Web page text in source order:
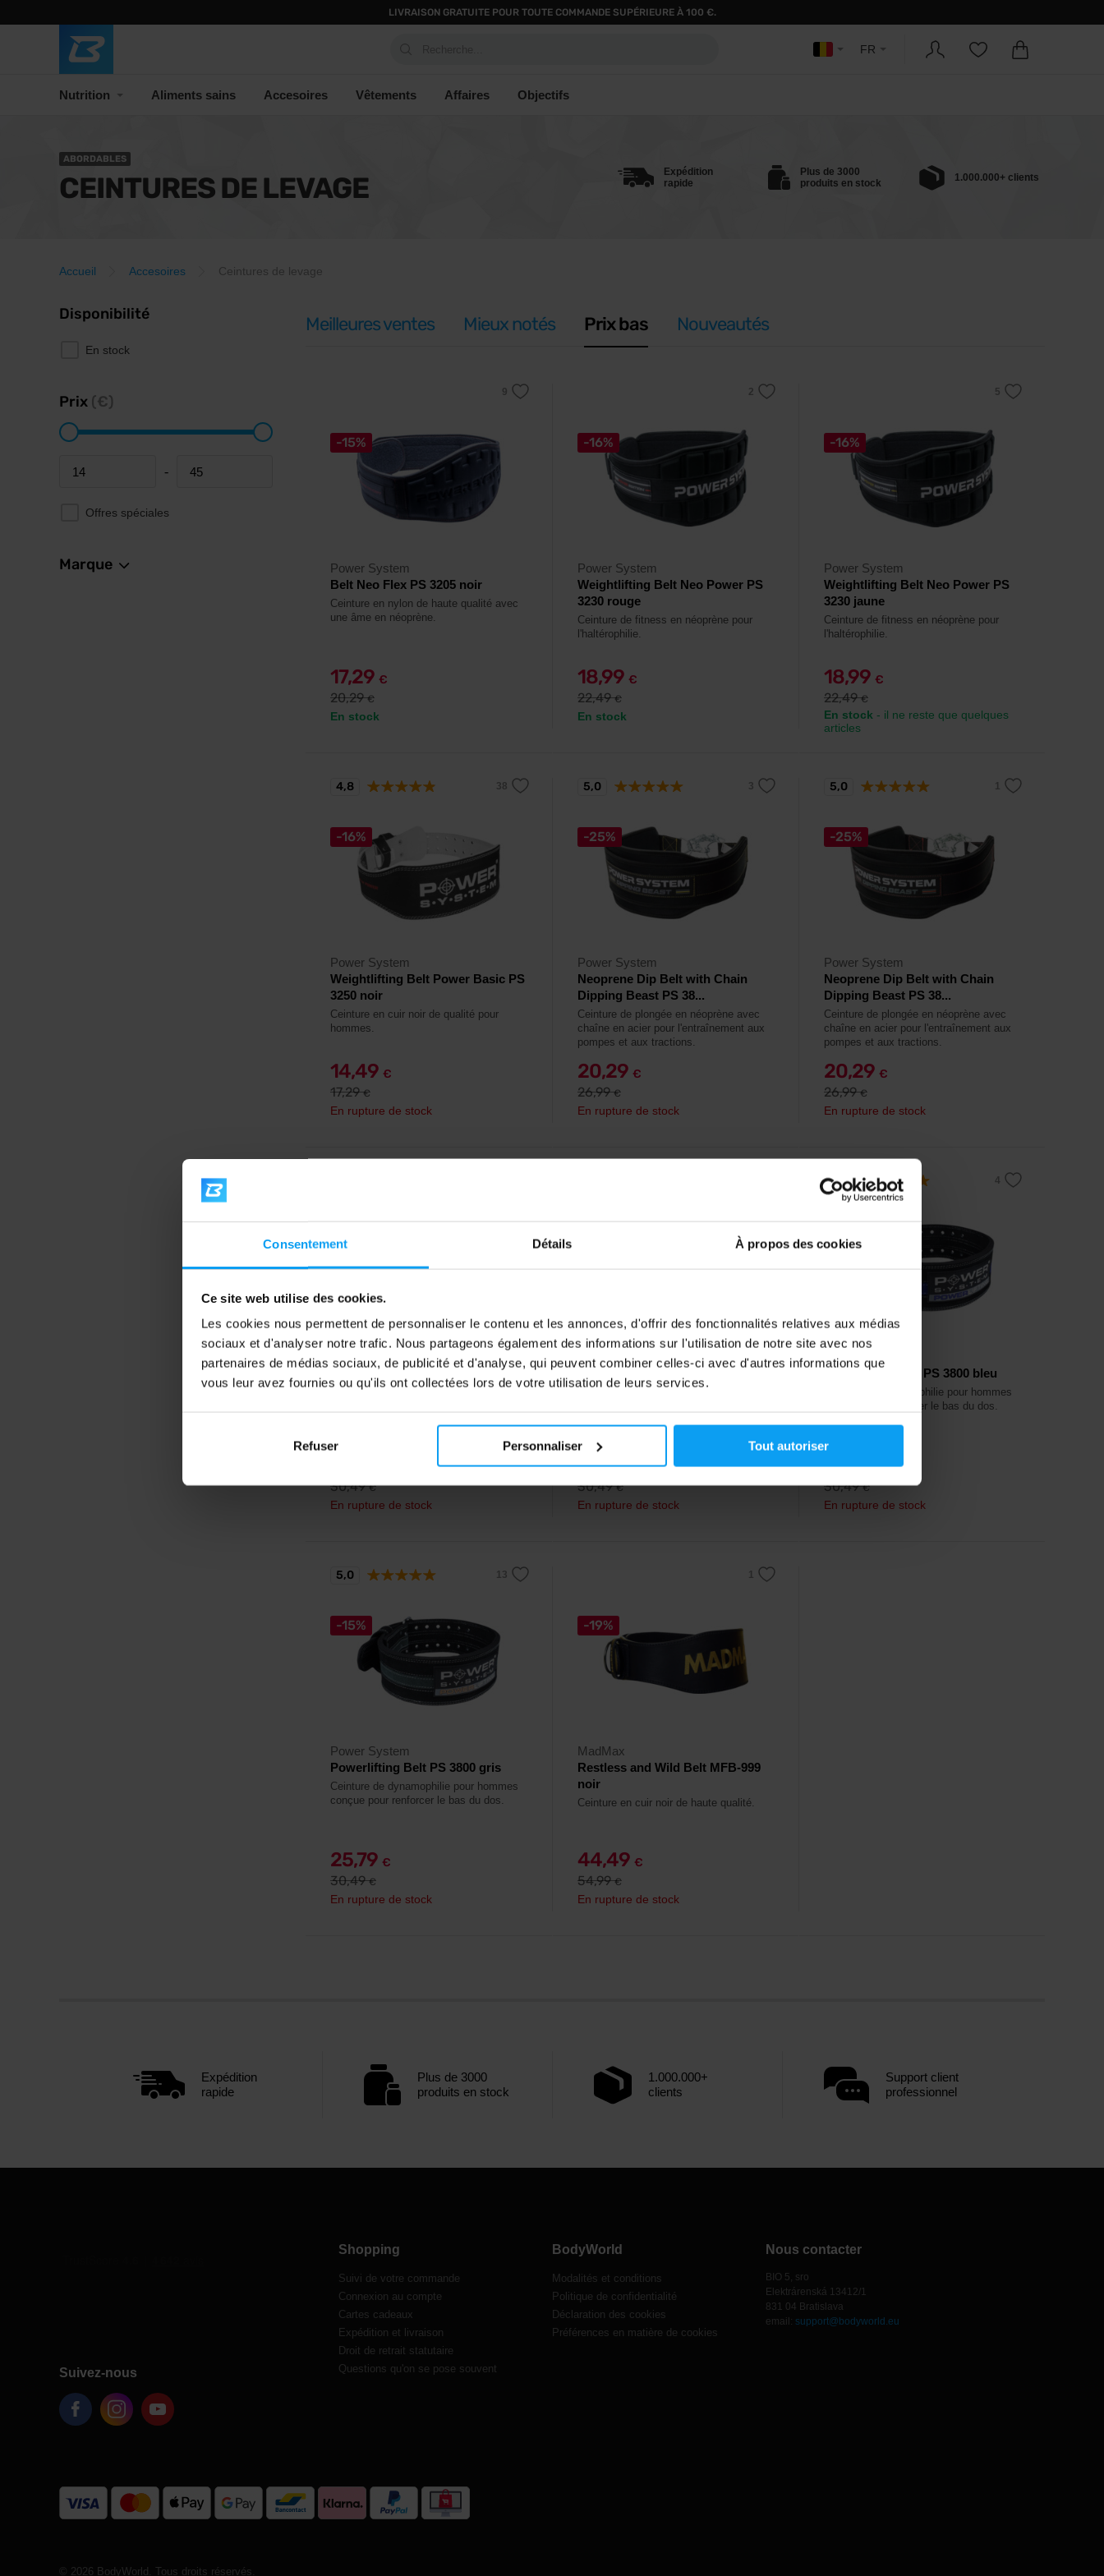
Consentement Détails À propos des cookies
Ce site web utilise des cookies.
Les cookies nous permettent de personnaliser le contenu et les annonces, d'offrir des fonctionnalités relatives aux médias
sociaux et d'analyser notre trafic. Nous partageons également des informations sur l'utilisation de notre site avec nos
partenaires de médias sociaux, de publicité et d'analyse, qui peuvent combiner celles-ci avec d'autres informations que
vous leur avez fournies ou qu'ils ont collectées lors de votre utilisation de leurs services.
Refuser Personnaliser Tout autoriser
LIVRAISON GRATUITE POUR TOUTE COMMANDE SUPÉRIEURE À 100 €.
FR
Nutrition Aliments sains Accesoires Vêtements Affaires Objectifs
ABORDABLES
CEINTURES DE LEVAGE
Expédition
rapide
Plus de 3000
produits en stock
1.000.000+ clients
Accueil Accesoires Ceintures de levage
Disponibilité
En stock
Prix (€)
Minimum price -
Maximum price
Offres spéciales
Marque
Meilleures ventes Mieux notés Prix bas Nouveautés
-15%
Power System
Belt Neo Flex PS 3205 noir
Ceinture en nylon de haute qualité avec
une âme en néoprène.
17,29 €
20,29€
En stock
-16%
Power System
Weightlifting Belt Neo Power PS
3230 rouge
Ceinture de fitness en néoprène pour
l'haltérophilie.
18,99 €
22,49€
En stock
-16%
Power System
Weightlifting Belt Neo Power PS
3230 jaune
Ceinture de fitness en néoprène pour
l'haltérophilie.
18,99 €
22,49€
En stock - il ne reste que quelques
articles
-16%
Power System
Weightlifting Belt Power Basic PS
3250 noir
Ceinture en cuir noir de qualité pour
hommes.
14,49 €
17,29€
En rupture de stock
4,8
-25%
Power System
Neoprene Dip Belt with Chain
Dipping Beast PS 38...
Ceinture de plongée en néoprène avec
chaîne en acier pour l'entraînement aux
pompes et aux tractions.
20,29 €
26,99€
En rupture de stock
5,0
-25%
Power System
Neoprene Dip Belt with Chain
Dipping Beast PS 38...
Ceinture de plongée en néoprène avec
chaîne en acier pour l'entraînement aux
pompes et aux tractions.
20,29 €
26,99€
En rupture de stock
5,0
Power System
Weightlifting Belt Power PS 3100
noir
cuir de buffle épais de première qualité.
30,49€
En rupture de stock
Power System
25,79€
30,49€
En rupture de stock
Power System
Powerlifting Belt PS 3800 bleu
Ceinture de dynamophilie pour hommes
conçue pour renforcer le bas du dos.
25,79€
30,49€
En rupture de stock
5,0
-15%
Power System
Powerlifting Belt PS 3800 gris
Ceinture de dynamophilie pour hommes
conçue pour renforcer le bas du dos.
25,79 €
30,49€
En rupture de stock
5,0
-19%
MadMax
Restless and Wild Belt MFB-999
noir
Ceinture en cuir noir de haute qualité.
44,49 €
54,99€
En rupture de stock
Expédition
rapide
Plus de 3000
produits en stock
1.000.000+
clients
Support client
professionnel
Suivez-nous
Shopping
Suivi de votre commande
Connexion au compte
Cartes cadeaux
Expédition et livraison
Droit de retrait statutaire
Questions qu'on se pose souvent
BodyWorld
Modalités et conditions
Politique de confidentialité
Déclaration des cookies
Préférences en matière de cookies
Nous contacter
BIO 5, sro
Elektrárenská 13412/1
831 04 Bratislava
email: support@bodyworld.eu
© 2026 BodyWorld. Tous droits réservés.